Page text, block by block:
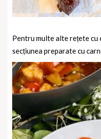
Pentru multe alte rețete cu
secțiunea preparate cu